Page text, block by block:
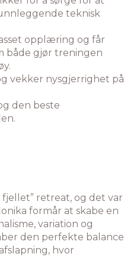
teknisk
opplæring og får
både gjør treningen
vekker nysgjerrighet på
den beste
fjellet” retreat, og det var
formår at skabe en
variation og
den perfekte balance
hvor